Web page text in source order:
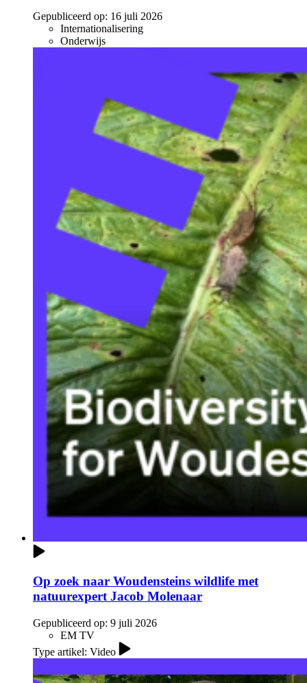
Gepubliceerd op: 16 juli 2026
Internationalisering
Onderwijs
Op zoek naar Woudensteins wildlife met
natuurexpert Jacob Molenaar
Gepubliceerd op: 9 juli 2026
EM TV
Type artikel: Video